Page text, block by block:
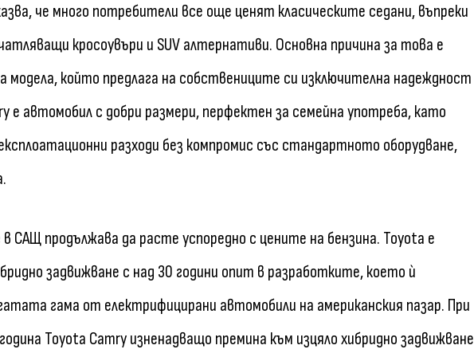
че много потребители все още ценят класическите седани, въпреки
кросоувъри и SUV алтернативи. Основна причина за това е
модела, който предлага на собствениците си изключителна надеждност
е автомобил с добри размери, перфектен за семейна употреба, като
разходи без компромис със стандартното оборудване,
САЩ продължава да расте успоредно с цените на бензина. Toyota е
задвижване с над 30 години опит в разработките, което ѝ
гама от електрифицирани автомобили на американския пазар. При
Toyota Camry изненадващо премина към изцяло хибридно задвижване